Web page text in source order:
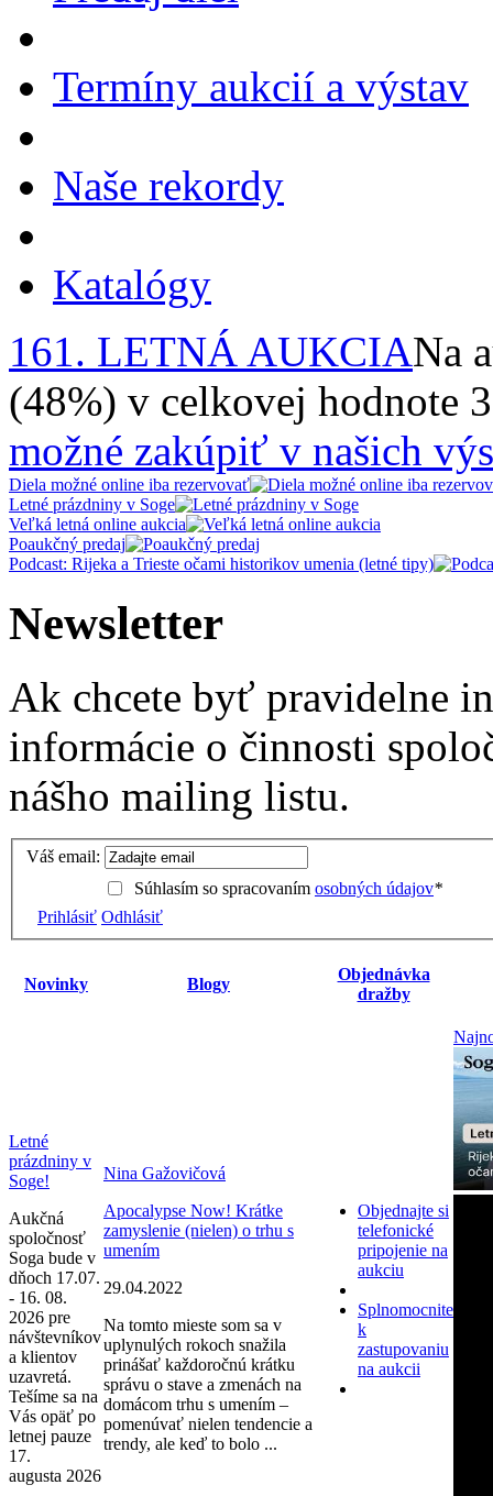
Termíny aukcií a výstav
Naše rekordy
Katalógy
161. LETNÁ AUKCIANa
(48%) v celkovej hodnote
možné zakúpiť v našich
Diela možné online iba rezervovať
Letné prázdniny v Soge
Veľká letná online aukcia
Poaukčný predaj
Podcast: Rijeka a Trieste očami historikov umenia (letné tipy)
Newsletter
Ak chcete byť pravidelne
informácie o činnosti
nášho mailing listu.
Váš email:
Súhlasím so spracovaním osobných údajov*
Prihlásiť Odhlásiť
Novinky Blogy
Objednávka
dražby
Letné
prázdniny v
Soge!
Aukčná
spoločnosť
Soga bude v
dňoch 17.07.
- 16. 08.
2026 pre
návštevníkov
a klientov
uzavretá.
Tešíme sa na
Vás opäť po
letnej pauze
17.
augusta 2026
Nina Gažovičová
Apocalypse Now! Krátke
zamyslenie (nielen) o trhu s
umením
29.04.2022
Na tomto mieste som sa v
uplynulých rokoch snažila
prinášať každoročnú krátku
správu o stave a zmenách na
domácom trhu s umením –
pomenúvať nielen tendencie a
trendy, ale keď to bolo ...
Objednajte si
telefonické
pripojenie na
aukciu
Splnomocnite
k
zastupovaniu
na aukcii